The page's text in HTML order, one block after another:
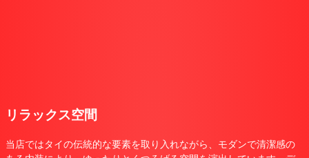
リラックス空間
当店ではタイの伝統的な要素を取り入れながら、モダンで清潔感の